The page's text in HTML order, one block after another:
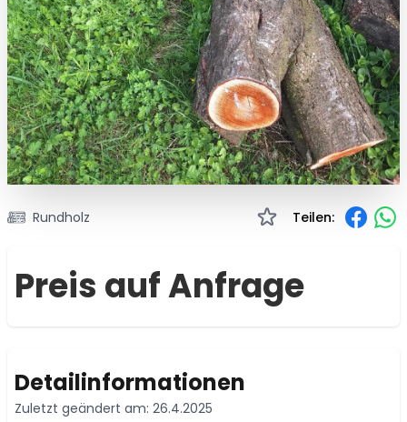
Rundholz Teilen:
Preis auf Anfrage
Detailinformationen
Zuletzt geändert am: 26.4.2025